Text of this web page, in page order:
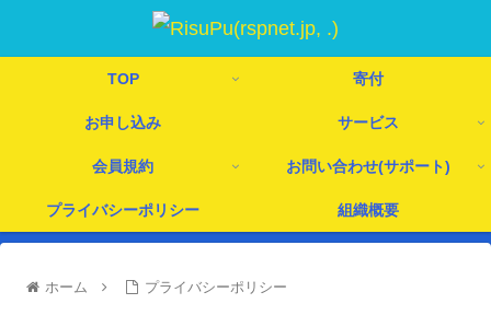
TOP 寄付
お申し込み サービス
会員規約 お問い合わせ(サポート)
プライバシーポリシー 組織概要
ホーム プライバシーポリシー